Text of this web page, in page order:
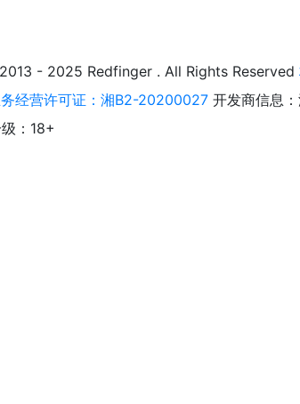
- 2025 Redfinger . All Rights Reserved
经营许可证：湘B2-20200027 开发商信息
：18+